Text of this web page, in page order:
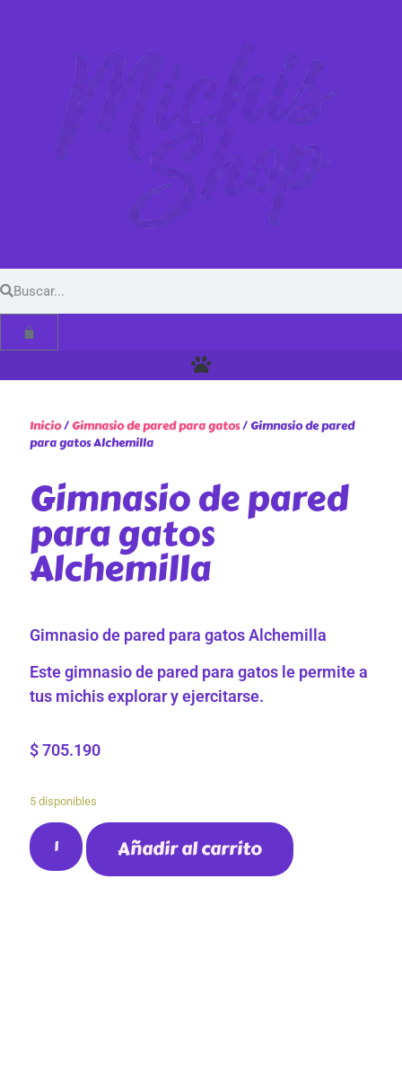
Inicio/Gimnasio de pared para gatos/ Gimnasio de pared
para gatos Alchemilla
Gimnasio de pared
para gatos
Alchemilla
Gimnasio de pared para gatos Alchemilla
Este gimnasio de pared para gatos le permite a
tus michis explorar y ejercitarse.
$ 705.190
5 disponibles
Añadir al carrito